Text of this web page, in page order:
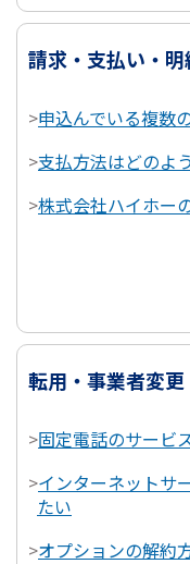
請求・支払い・明
>申込んでいる複数
>支払方法はどのよ
>株式会社ハイホー
転用・事業者変
>固定電話のサービ
>インターネットサ
たい
>オプションの解約